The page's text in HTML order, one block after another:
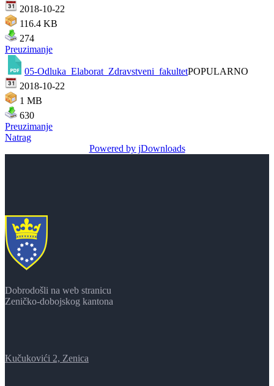
2018-10-22
116.4 KB
274
Preuzimanje
05-Odluka_Elaborat_Zdravstveni_fakultetPOPULARNO
2018-10-22
1 MB
630
Preuzimanje
Natrag
Powered by jDownloads
Dobrodošli na web stranicu
Zeničko-dobojskog kantona
Kučukovići 2, Zenica